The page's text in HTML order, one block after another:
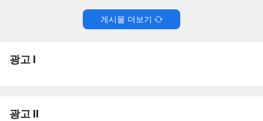
게시물 더보기
광고 I
광고 II